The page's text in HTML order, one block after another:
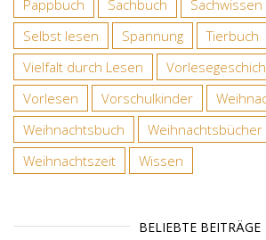
Pappbuch
Sachbuch Sachwissen
Selbst lesen
Spannung Tierbuch
Vielfalt durch Lesen
Vorlesen
Vorschulkinder
Weihnachtsbuch
Weihnachtsbücher
Weihnachtszeit
Wissen
BELIEBTE BEITRÄGE